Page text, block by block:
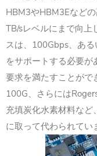
HBM3やHBM3Eなど
TB/sレベルにまで向上
スは、100Gbps、あ
をサポートする必要
要求を満たすことが
100G、さらには
充填炭化水素材料な
に取って代わられてい